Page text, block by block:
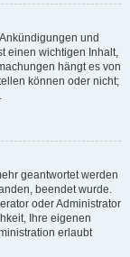
und
einen wichtigen Inhalt,
hängt es von
können oder nicht;
geantwortet werden
beendet wurde.
oder Administrator
Ihre eigenen
erlaubt